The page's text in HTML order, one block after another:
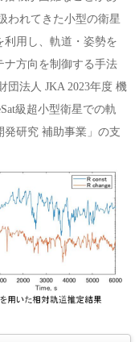
われてきた小型の衛星
用し、軌道・姿勢を
ナ方向を制御する手法
団法人 JKA 2023年度 機
級超小型衛星での軌
研究 補助事業」の支